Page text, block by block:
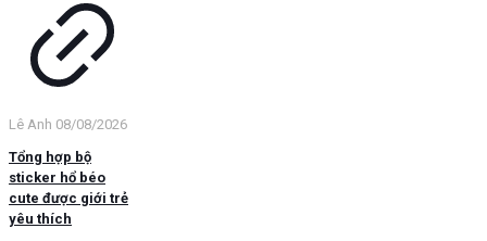
Lê Anh 08/08/2026
Tổng hợp bộ
sticker hổ béo
cute được giới trẻ
yêu thích